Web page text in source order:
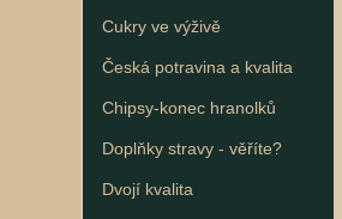
Cukry ve výživě
Česká potravina a kvalita
Chipsy-konec hranolků
Doplňky stravy - věříte?
Dvojí kvalita